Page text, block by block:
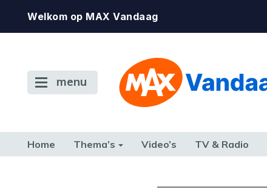
Welkom op MAX Vandaag
menu
Home Thema’s Video’s TV & Radio